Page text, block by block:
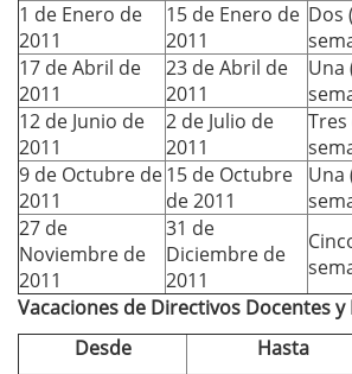
1 de Enero de
2011
15 de Enero de
2011
Dos
17 de Abril de
2011
23 de Abril de
2011
Una
12 de Junio de
2011
2 de Julio de
2011
Tres
9 de Octubre de
2011
15 de Octubre
de 2011
Una
27 de
Noviembre de
2011
31 de
Diciembre de
2011
Vacaciones de Directivos Docentes y
Desde
Hasta